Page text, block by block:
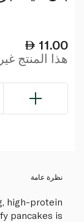
11.00
هذا المنتج
نظرة عامة
high-protein
pancakes is